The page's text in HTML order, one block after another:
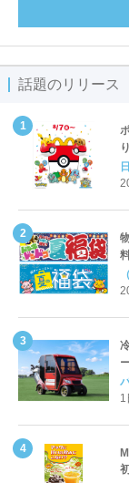
話題のリリース
1